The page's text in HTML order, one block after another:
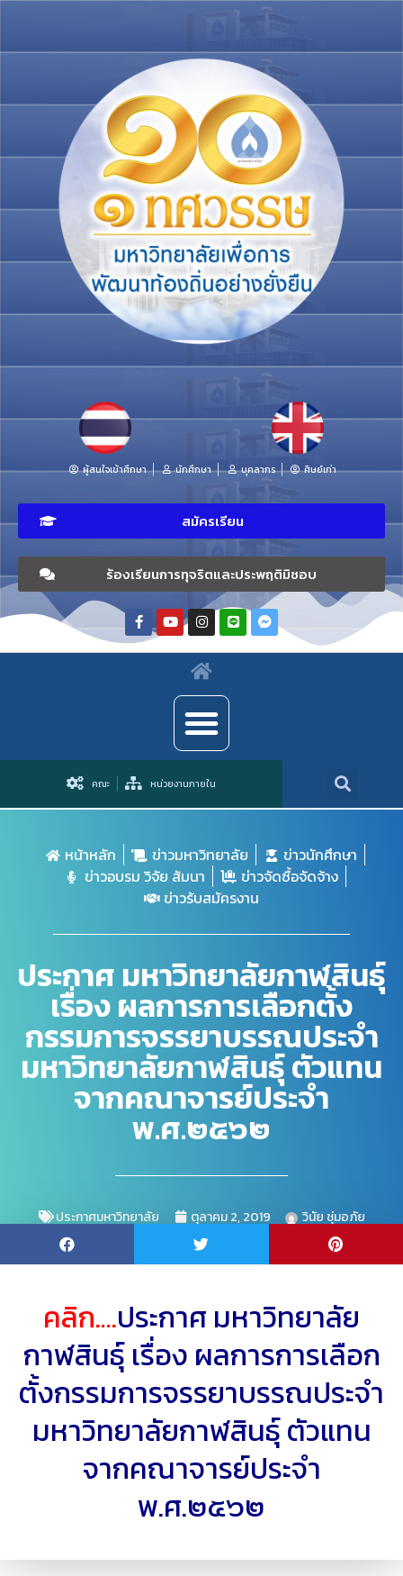
ผู้สนใจเข้าศึกษา นักศึกษา บุคลากร ศิษย์เก่า
สมัครเรียน
ร้องเรียนการทุจริตและประพฤติมิชอบ
คณะ หน่วยงานภายใน
หน้าหลัก ข่าวมหาวิทยาลัย
ข่าวนักศึกษา
ข่าวอบรม วิจัย สัมนา
ข่าวจัดซื้อจัดจ้าง
ข่าวรับสมัครงาน
ประกาศ มหาวิทยาลัยกาฬสินธุ์
เรื่อง ผลการการเลือกตั้ง
กรรมการจรรยาบรรณประจำ
มหาวิทยาลัยกาฬสินธุ์ ตัวแทน
จากคณาจารย์ประจำ
พ.ศ.๒๕๖๒
ประกาศมหาวิทยาลัย ตุลาคม 2, 2019 วินัย ชุ่มอภัย
คลิก….ประกาศ มหาวิทยาลัย
กาฬสินธุ์ เรื่อง ผลการการเลือก
ตั้งกรรมการจรรยาบรรณประจำ
มหาวิทยาลัยกาฬสินธุ์ ตัวแทน
จากคณาจารย์ประจำ
พ.ศ.๒๕๖๒